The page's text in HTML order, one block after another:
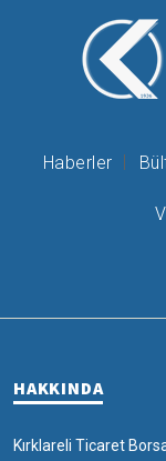
Haberler
HAKKINDA
Kırklareli Ticaret